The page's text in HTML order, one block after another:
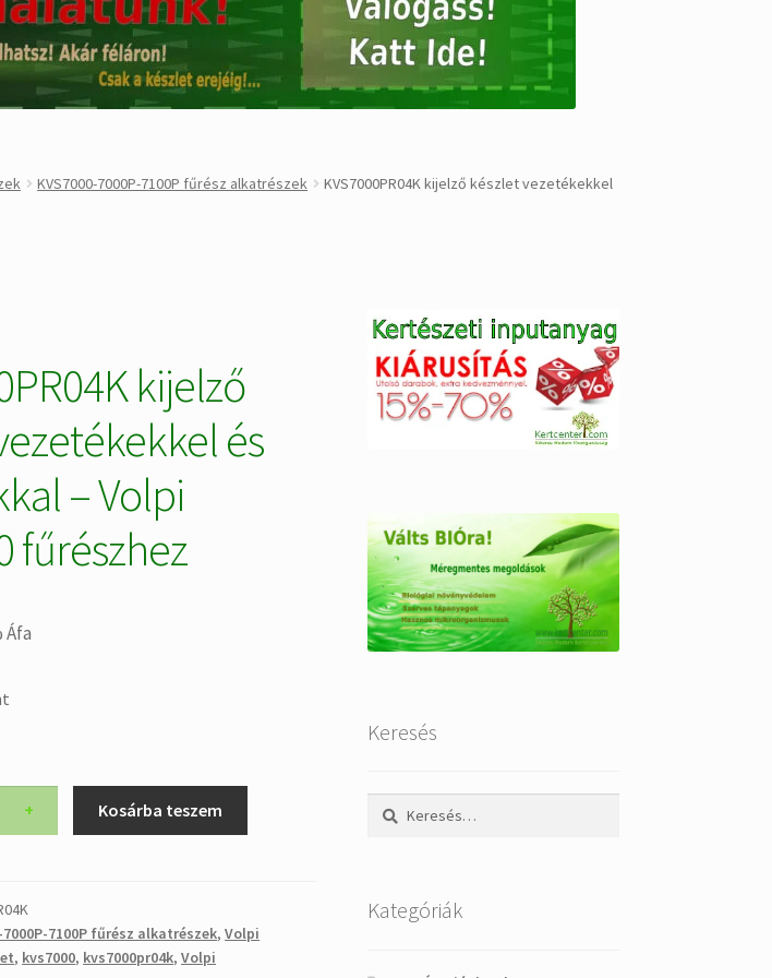
KVS7000-7000P-7100P fűrész alkatrészek
KVS7000PR04K kijelző készlet vezetékekkel
kijelző
és
– Volpi
fűrészhez
Áfa
+ Kosárba teszem
7000P-7100P fűrész alkatrészek,Volpi
, kvs7000, kvs7000pr04k,Volpi
Keresés
Keresés:
Kategóriák